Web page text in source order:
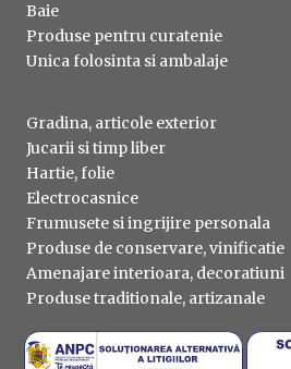
Baie
Produse pentru curatenie
Unica folosinta si ambalaje
Gradina, articole exterior
Jucarii si timp liber
Hartie, folie
Electrocasnice
Frumusete si ingrijire personala
Produse de conservare, vinificatie
Amenajare interioara, decoratiuni
Produse traditionale, artizanale